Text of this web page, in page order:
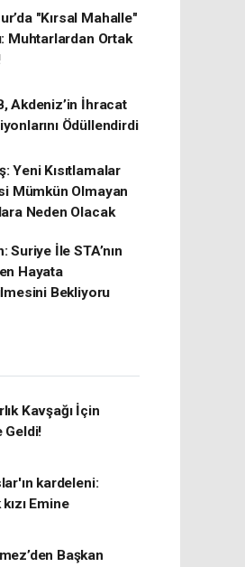
"Kırsal Mahalle"
Muhtarlardan Ortak
Akdeniz’in İhracat
Ödüllendirdi
Yeni Kısıtlamalar
Mümkün Olmayan
Neden Olacak
Suriye İle STA’nın
Hayata
Bekliyoru
Kavşağı İçin
Geldi!
kardeleni:
Emine
Başkan